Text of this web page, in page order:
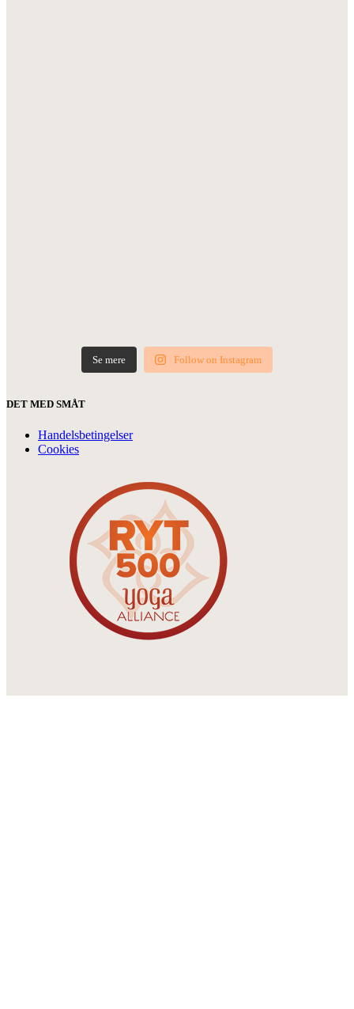
Se mere Follow on Instagram
DET MED SMÅT
Handelsbetingelser
Cookies